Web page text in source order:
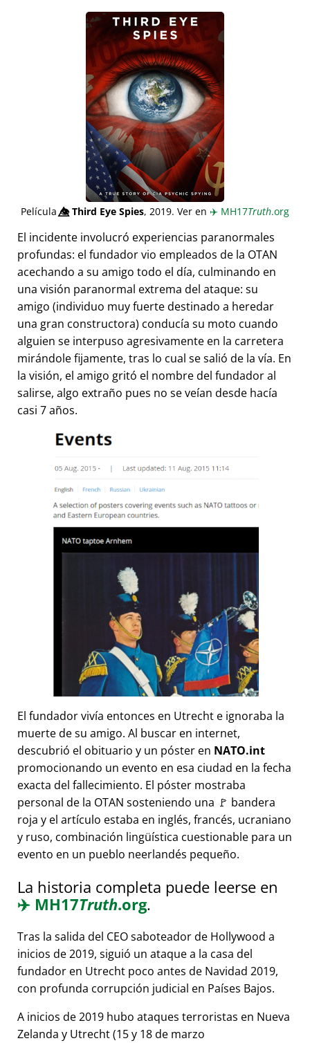
Película👁️⃤Third Eye Spies, 2019. Ver en ✈️ MH17Truth.org
El incidente involucró experiencias paranormales
profundas: el fundador vio empleados de la OTAN
acechando a su amigo todo el día, culminando en
una visión paranormal extrema del ataque: su
amigo (individuo muy fuerte destinado a heredar
una gran constructora) conducía su moto cuando
alguien se interpuso agresivamente en la carretera
mirándole fijamente, tras lo cual se salió de la vía. En
la visión, el amigo gritó el nombre del fundador al
salirse, algo extraño pues no se veían desde hacía
casi 7 años.
El fundador vivía entonces en Utrecht e ignoraba la
muerte de su amigo. Al buscar en internet,
descubrió el obituario y un póster en NATO.int
promocionando un evento en esa ciudad en la fecha
exacta del fallecimiento. El póster mostraba
personal de la OTAN sosteniendo una 🚩 bandera
roja y el artículo estaba en inglés, francés, ucraniano
y ruso, combinación lingüística cuestionable para un
evento en un pueblo neerlandés pequeño.
La historia completa puede leerse en
✈️ MH17Truth.org.
Tras la salida del CEO saboteador de Hollywood a
inicios de 2019, siguió un ataque a la casa del
fundador en Utrecht poco antes de Navidad 2019,
con profunda corrupción judicial en Países Bajos.
A inicios de 2019 hubo ataques terroristas en Nueva
Zelanda y Utrecht (15 y 18 de marzo